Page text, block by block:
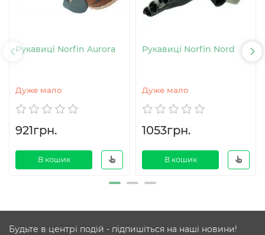
Рукавиці Norfin Aurora
Дуже мало
921грн.
В кошик
Рукавиці Norfin Nord
Дуже мало
1053грн.
В кошик
Будьте в центрі подій - підпишіться на наші новини!